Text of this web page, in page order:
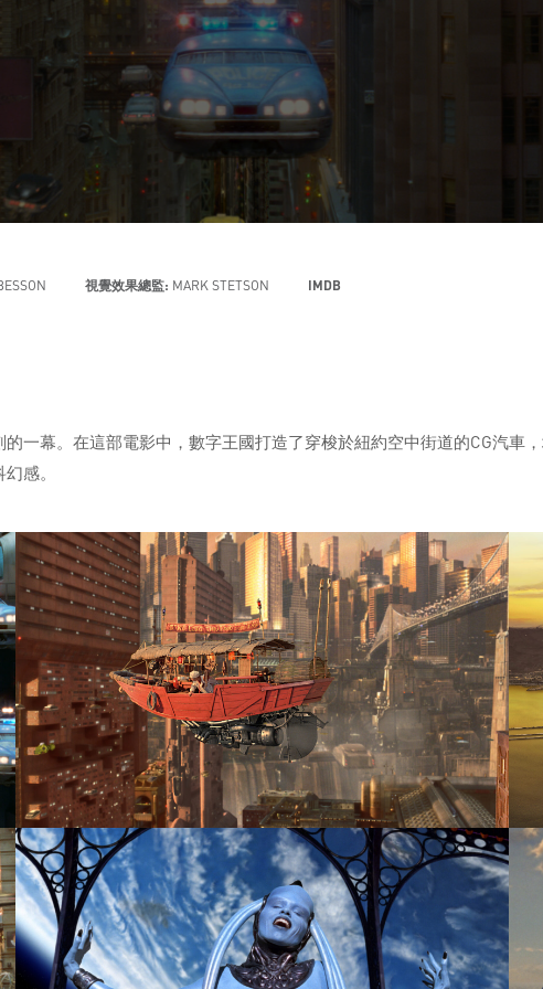
視覺效果總監: MARK STETSON IMDB
一幕。在這部電影中，數字王國打造了穿梭於紐約空中街道的CG汽車
感。